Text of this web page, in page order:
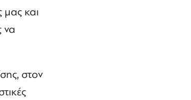
μας και
να
στον